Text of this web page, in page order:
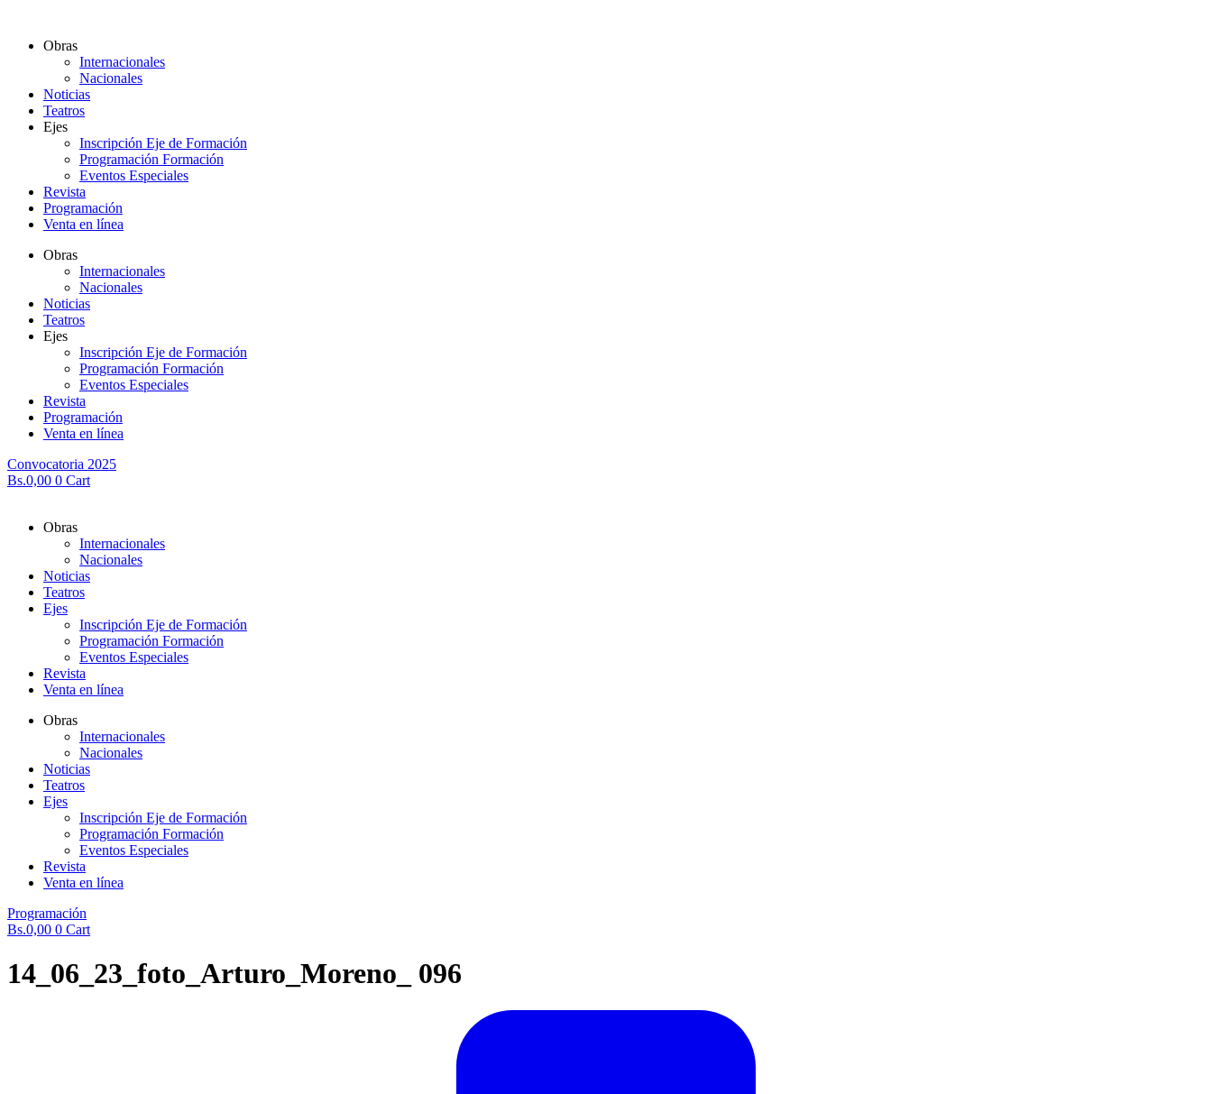
contenidoObras
Internacionales
Nacionales
Noticias
Teatros
Ejes
Inscripción Eje de Formación
Programación Formación
Eventos Especiales
Revista
Programación
Venta en línea
Obras
Internacionales
Nacionales
Noticias
Teatros
Ejes
Inscripción Eje de Formación
Programación Formación
Eventos Especiales
Revista
Programación
Venta en línea
Convocatoria 2025
Bs.0,00 0 Cart
Obras
Internacionales
Nacionales
Noticias
Teatros
Ejes
Inscripción Eje de Formación
Programación Formación
Eventos Especiales
Revista
Venta en línea
Obras
Internacionales
Nacionales
Noticias
Teatros
Ejes
Inscripción Eje de Formación
Programación Formación
Eventos Especiales
Revista
Venta en línea
Programación
Bs.0,00 0 Cart
14_06_23_foto_Arturo_Moreno_ 096